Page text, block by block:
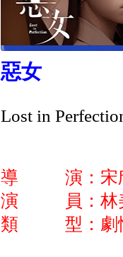
惡女
Lost in
導 演：宋
演 員：林美
類 型：劇